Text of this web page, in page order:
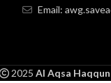
Email:
2025 Al Aqsa